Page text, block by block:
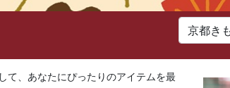
て、あなたにぴったりのアイテムを最